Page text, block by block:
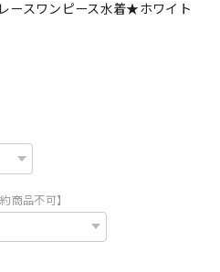
ースワンピース水着★ホワイト
商品不可】